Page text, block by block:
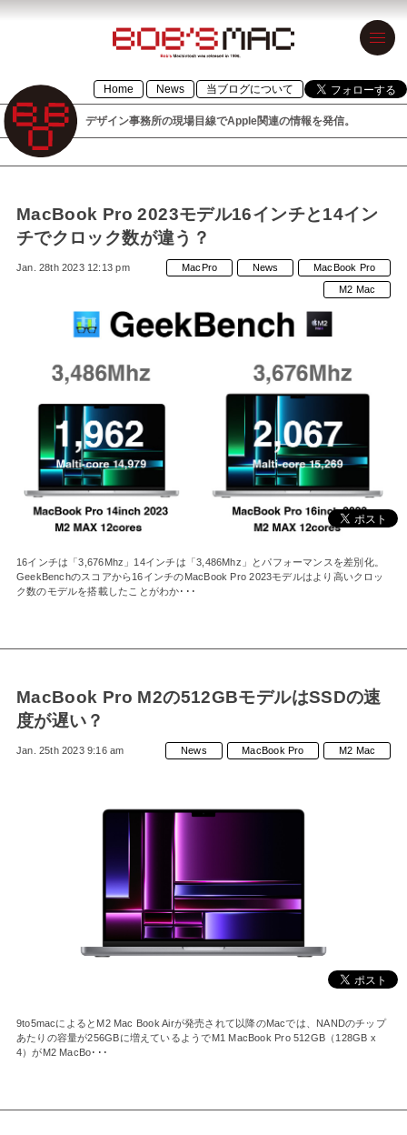
BOB’S MAC
ボブズマック
デザイン事務
所の現場目線
情報を発信。
1996年設立の
MACINTOSH」
「BOB’S
MAC」として
復活！
Home News 当ブログについて
デザイン事務所の現場目線でApple関連の情報を発信。
MacBook Pro 2023モデル16インチと14イン
チでクロック数が違う？
Jan. 28th 2023 12:13 pm MacPro News
MacBook Pro
M2 Mac
16インチは「3,676Mhz」14インチは「3,486Mhz」とパフォーマンスを差別化。
GeekBenchのスコアから16インチのMacBook Pro 2023モデルはより高いクロッ
ク数のモデルを搭載したことがわか･･･
MacBook Pro M2の512GBモデルはSSDの速
度が遅い？
Jan. 25th 2023 9:16 am News MacBook Pro M2 Mac
9to5macによるとM2 Mac Book Airが発売されて以降のMacでは、NANDのチップ
あたりの容量が256GBに増えているようでM1 MacBook Pro 512GB（128GB x
4）がM2 MacBo･･･